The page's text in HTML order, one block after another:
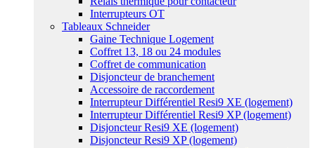
Interrupteurs OT
Tableaux Schneider
Gaine Technique Logement
Coffret 13, 18 ou 24 modules
Coffret de communication
Disjoncteur de branchement
Accessoire de raccordement
Interrupteur Différentiel Resi9 XE (logement)
Interrupteur Différentiel Resi9 XP (logement)
Disjoncteur Resi9 XE (logement)
Disjoncteur Resi9 XP (logement)